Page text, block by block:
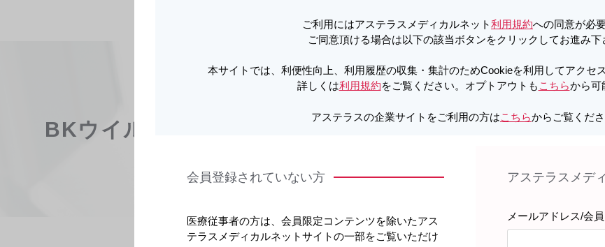
BKウイルス腎症〈効能共通〉
ご利用にはアステラスメディカルネット利用規約への同意が必要
ご同意頂ける場合は以下の該当ボタンをクリックしてお進み下
本サイトでは、利便性向上、利用履歴の収集・集計のためCookieを利用してアクセ
詳しくは利用規約をご覧ください。オプトアウトも こちらから可
アステラスの企業サイトをご利用の方はこちらからご覧くださ
会員登録されていない方
医療従事者の方は、会員限定コンテンツを除いたアス
テラスメディカルネットサイトの一部をご覧いただけ
アステラスメデ
メールアドレス/会